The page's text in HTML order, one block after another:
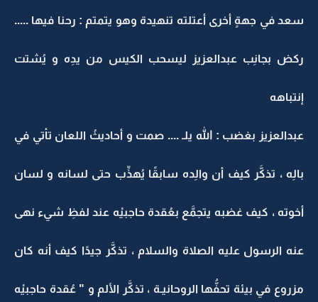
سعد في جهةٍ أخرى أعتلته تنهيدة وهو يتمتم : رحنا فيها .....
ركض بجانِب عبدالعزيز ليسحب الكيس من يدِه و يُشتت
إنتباهه
عبدالعزيز بغضب : الله يلـ .... صمت و أحاديثُ اللعان تأتي في
بالِه ، تذكَّر كيف أن والِده سابقًا يُهذِّب حتى لسانه و لسان
أخوته ، كيف غضبه يتجمَّع بعُقدة حاجبيْه عند لفظِ شيء نهى
عنه الرسول عليه الصلاة والسلام ، تذكَّر جيدًا كيف أنه كان
مزروع في بيئة تحفُّها الروحانيـة ، تذكَّر الألم و " عُقدة حاجبيْه